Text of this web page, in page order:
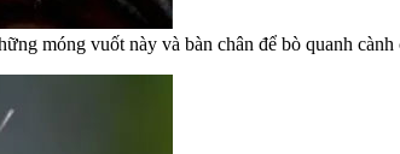
móng vuốt này và bàn chân để bò quanh cành